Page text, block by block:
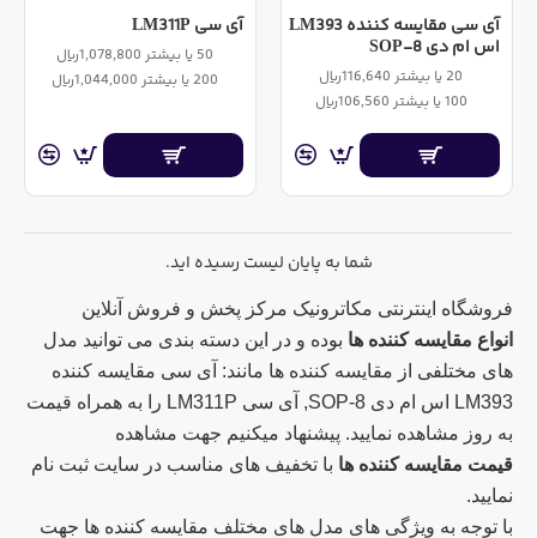
فروشگاه اینترنتی مکاترونیک مرکز پخش و فروش آنلاین
انواع مقایسه کننده ها بوده و در این دسته بندی می توانید مدل
های مختلفی از مقایسه کننده ها مانند: آی سی مقایسه کننده
LM393 اس ام دی SOP-8, آی سی LM311P را به همراه قیمت
به روز مشاهده نمایید. پیشنهاد میکنیم جهت مشاهده
قیمت مقایسه کننده ها با تخفیف های مناسب در سایت ثبت نام
نمایید.
با توجه به ویژگی های مدل های مختلف مقایسه کننده ها جهت
آی سی مقایسه کننده LM393
اس ام دی SOP-8
20 یا بیشتر 116,640ریال
100 یا بیشتر 106,560ریال
آی سی LM311P
50 یا بیشتر 1,078,800ریال
200 یا بیشتر 1,044,000ریال
شما به پایان لیست رسیده اید.